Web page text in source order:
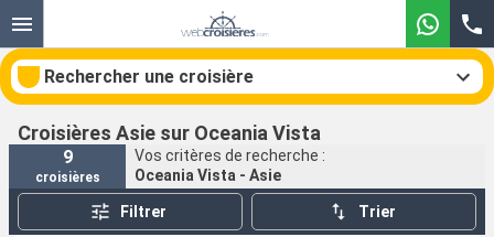
Rechercher une croisière
Nos destinations
Croisières Asie sur Oceania Vista
9
croisières
Vos critères de recherche :
Oceania Vista - Asie
Filtrer Trier